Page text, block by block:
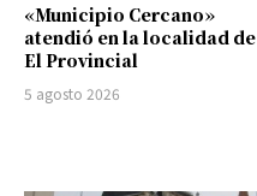
«Municipio Cercano»
atendió en la localidad de
El Provincial
5 agosto 2026